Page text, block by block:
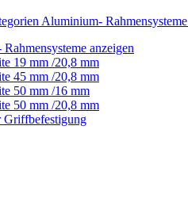
Aluminium- Rahmensysteme
anzeigen
19 mm /20,8 mm
45 mm /20,8 mm
50 mm /16 mm
50 mm /20,8 mm
Griffbefestigung